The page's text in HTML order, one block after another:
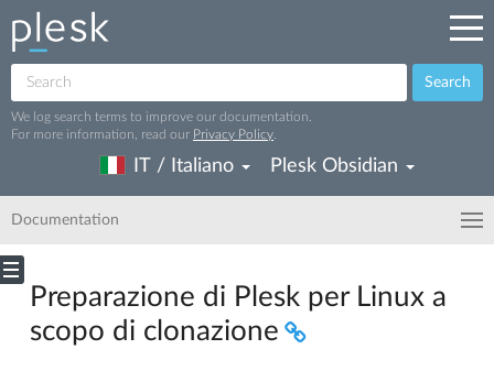
Search
We log search terms to improve our documentation.
For more information, read our Privacy Policy
IT / Italiano Plesk Obsidian
Documentation
Preparazione di Plesk per Linux a
scopo di clonazione